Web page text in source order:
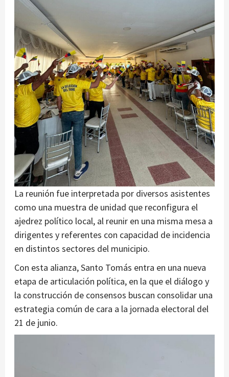
La reunión fue interpretada por diversos asistentes
como una muestra de unidad que reconfigura el
ajedrez político local, al reunir en una misma mesa a
dirigentes y referentes con capacidad de incidencia
en distintos sectores del municipio.
Con esta alianza, Santo Tomás entra en una nueva
etapa de articulación política, en la que el diálogo y
la construcción de consensos buscan consolidar una
estrategia común de cara a la jornada electoral del
21 de junio.